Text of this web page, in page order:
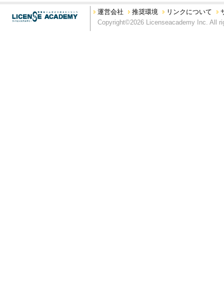
運営会社 推奨環境 リンクについて
Copyright©2026 Licenseacademy Inc. All